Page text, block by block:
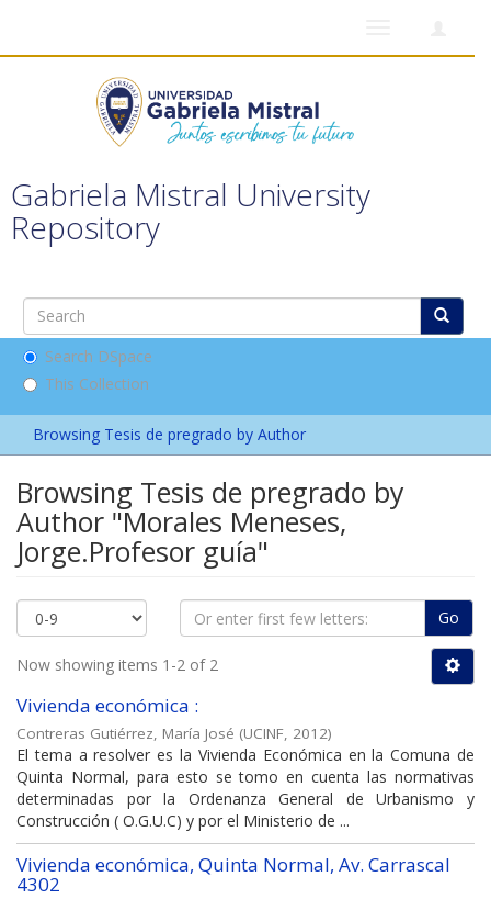
Gabriela Mistral University
Repository
Search DSpace
This Collection
Browsing Tesis de pregrado by Author
Browsing Tesis de pregrado by
Author "Morales Meneses,
Jorge.Profesor guía"
Go
Now showing items 1-2 of 2
Vivienda económica :
Contreras Gutiérrez, María José (UCINF, 2012)
El tema a resolver es la Vivienda Económica en la Comuna de
Quinta Normal, para esto se tomo en cuenta las normativas
determinadas por la Ordenanza General de Urbanismo y
Construcción ( O.G.U.C) y por el Ministerio de ...
Vivienda económica, Quinta Normal, Av. Carrascal
4302